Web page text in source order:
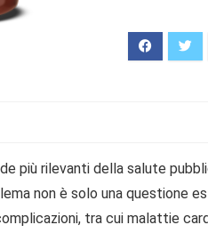
più rilevanti della salute
non è solo una questione
tra cui malattie